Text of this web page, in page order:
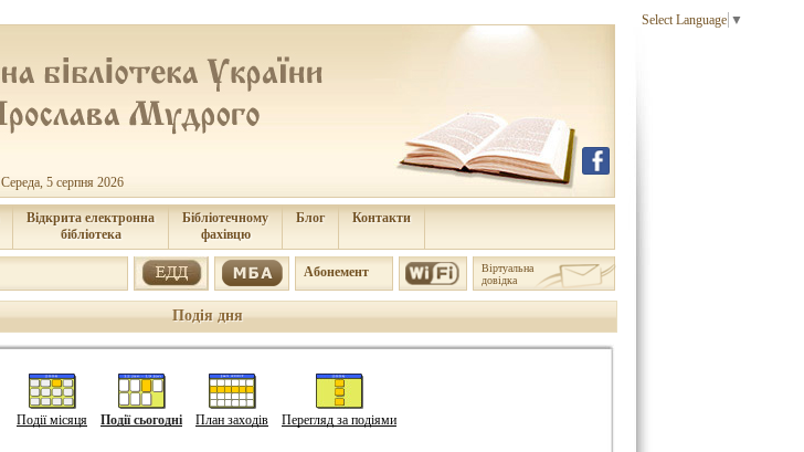
Select Language ▼
Середа, 5 серпня 2026
Відкрита електронна
бібліотека
Бібліотечному
фахівцю
Блог Контакти
Aбонемент
Віртуальна
довідка
Подія дня
Події місяця Події сьогодні План заходів Перегляд за подіями